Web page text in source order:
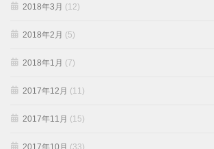
2018年3月 (12)
2018年2月 (5)
2018年1月 (7)
2017年12月 (11)
2017年11月 (15)